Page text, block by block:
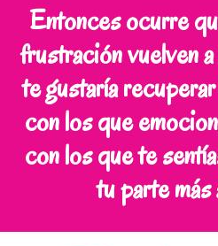
Entonces ocurre
frustración vuelven
te gustaría
con los que
con los que te
tu parte